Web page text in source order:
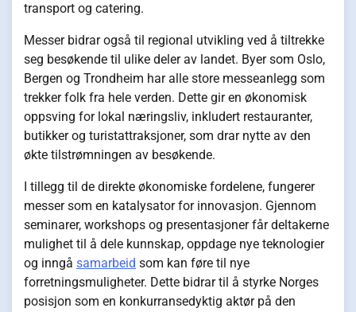
transport og catering.
Messer bidrar også til regional utvikling ved å tiltrekke
seg besøkende til ulike deler av landet. Byer som Oslo,
Bergen og Trondheim har alle store messeanlegg som
trekker folk fra hele verden. Dette gir en økonomisk
oppsving for lokal næringsliv, inkludert restauranter,
butikker og turistattraksjoner, som drar nytte av den
økte tilstrømningen av besøkende.
I tillegg til de direkte økonomiske fordelene, fungerer
messer som en katalysator for innovasjon. Gjennom
seminarer, workshops og presentasjoner får deltakerne
mulighet til å dele kunnskap, oppdage nye teknologier
og inngå samarbeid som kan føre til nye
forretningsmuligheter. Dette bidrar til å styrke Norges
posisjon som en konkurransedyktig aktør på den